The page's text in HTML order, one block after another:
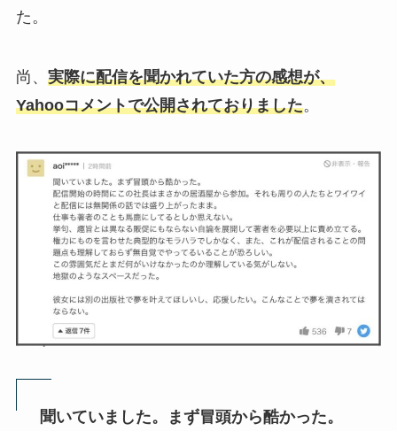
た。
尚、 実際に配信を聞かれていた方の感想が、
Yahooコメントで公開されておりました。
聞いていました。まず冒頭から酷かった。